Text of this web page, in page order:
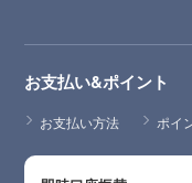
お支払い&ポイント
お支払い方法 ポイ